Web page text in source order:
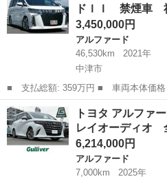
ー モデリ...
ドＩＩ 禁煙車
3,450,000円
アルファード
46,530km
2021年
中津市
■ 支払総額: 359万円 ■ 車両本体価格： 3,450,000 円 ■ メーカー
名： トヨタ ■ 車種名： アルファ
Ｓ タイプゴールドＩＩ 禁煙車 社
ＴＥＩＮ車...
大分 中津市 アルファード
トヨタ アルファ
レイオーディオ
6,214,000円
アルファード
7,000km
2025年